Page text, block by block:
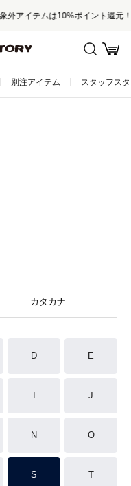
ポイント還元！
別注アイテム スタッフス
カタカナ
D E
J
N O
S T